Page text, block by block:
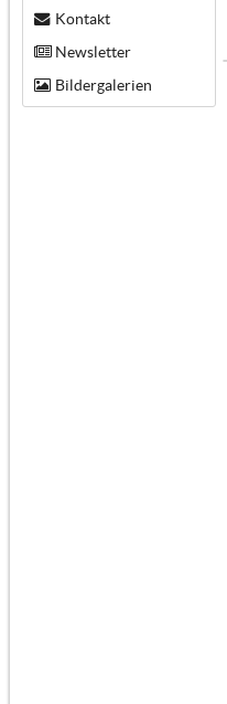
Kontakt
Newsletter
Bildergalerien